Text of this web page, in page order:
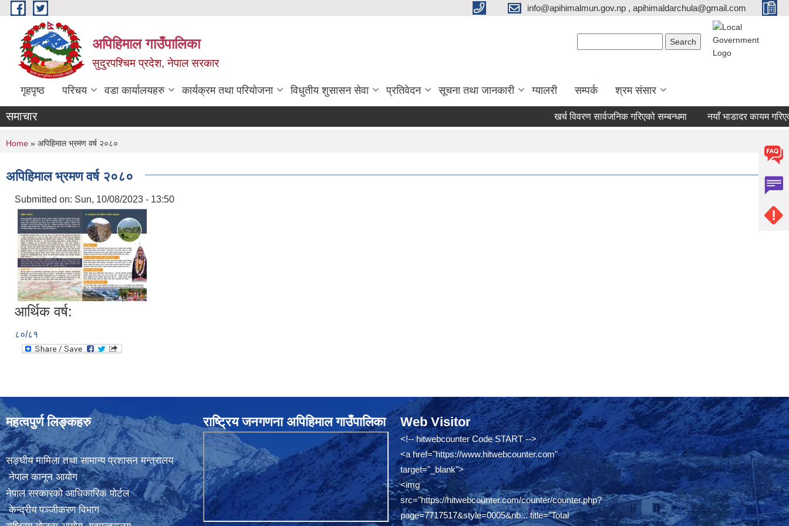
Skip to main content info@apihimalmun.gov.np , apihimaldarchula@gmail.com
अपिहिमाल गाउँपालिका
सुदुरपश्चिम प्रदेश, नेपाल सरकार
गृहपृष्ठ परिचय वडा कार्यालयहरु कार्यक्रम तथा परियोजना विधुतीय शुसासन सेवा प्रतिवेदन सूचना तथा जानकारी ग्यालरी सम्पर्क श्रम संसार
समाचार खर्च विवरण सार्वजनिक गरिएको सम्बन्धमा नयाँ भाडादर कायम गरिएको
You are here
Home » अपिहिमाल भ्रमण वर्ष २०८०
अपिहिमाल भ्रमण वर्ष २०८०
Submitted on: Sun, 10/08/2023 - 13:50
आर्थिक वर्ष:
८०/८१
महत्वपुर्ण लिङ्कहरु
सङ्घीय मामिला तथा सामान्य प्रशासन मन्त्रालय
नेपाल कानून आयोग
नेपाल सरकारको आधिकारिक पोर्टल
केन्द्रीय पञ्जीकरण विभाग
राष्ट्रिय जनगणना अपिहिमाल गाउँपालिका Web Visitor
<!-- hitwebcounter Code START -->
<a href="https://www.hitwebcounter.com"
target="_blank">
<img
src="https://hitwebcounter.com/counter/counter.php?
page=7717517&style=0005&nb...title="Total